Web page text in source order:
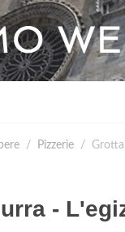
Pizzerie Grotta
-